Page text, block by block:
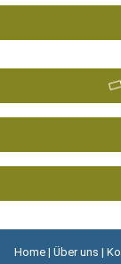
Home | Über uns |